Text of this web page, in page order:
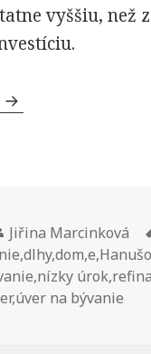
vyššiu, než
Chcete si splniť
Autor
Jiřina Marcinková
,dlhy,dom,e,
,nízky úrok,
,úver na bývanie